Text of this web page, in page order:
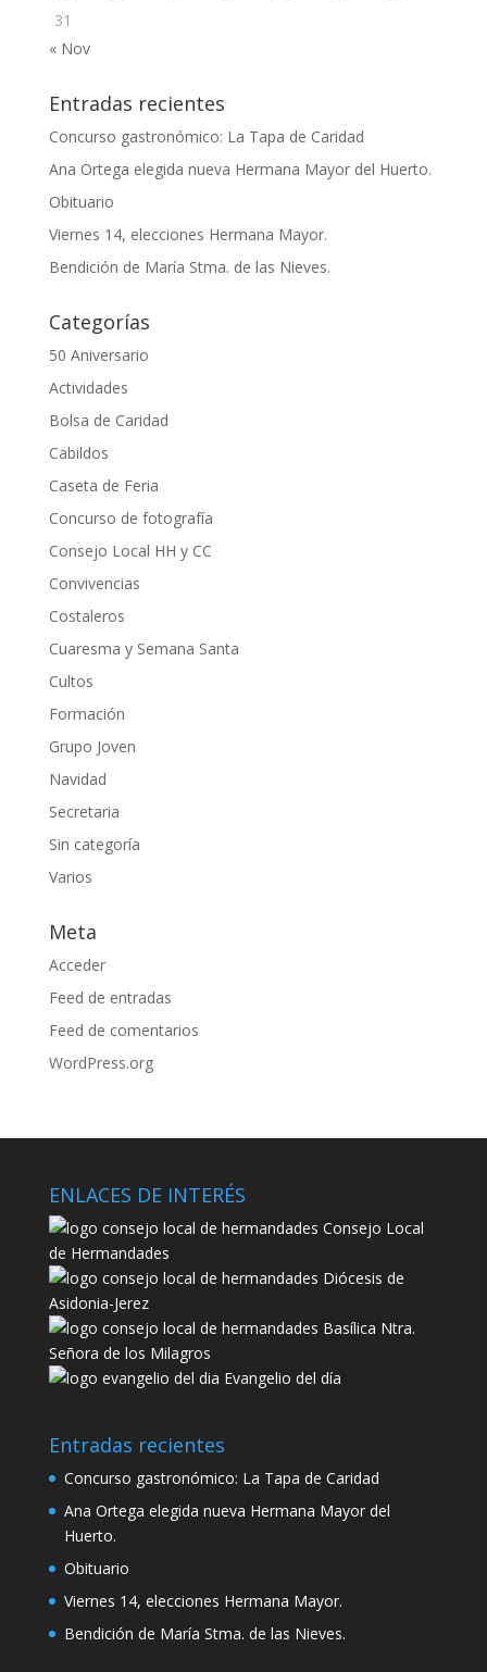
31
« Nov
Entradas recientes
Concurso gastronómico: La Tapa de Caridad
Ana Ortega elegida nueva Hermana Mayor del Huerto.
Obituario
Viernes 14, elecciones Hermana Mayor.
Bendición de María Stma. de las Nieves.
Categorías
50 Aniversario
Actividades
Bolsa de Caridad
Cabildos
Caseta de Feria
Concurso de fotografía
Consejo Local HH y CC
Convivencias
Costaleros
Cuaresma y Semana Santa
Cultos
Formación
Grupo Joven
Navidad
Secretaria
Sin categoría
Varios
Meta
Acceder
Feed de entradas
Feed de comentarios
WordPress.org
ENLACES DE INTERÉS
Consejo Local
de Hermandades
Diócesis de
Asidonia-Jerez
Basílica Ntra.
Señora de los Milagros
Evangelio del día
Entradas recientes
Concurso gastronómico: La Tapa de Caridad
Ana Ortega elegida nueva Hermana Mayor del
Huerto.
Obituario
Viernes 14, elecciones Hermana Mayor.
Bendición de María Stma. de las Nieves.